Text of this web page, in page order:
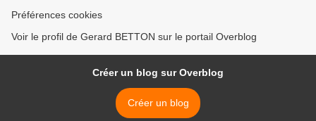
Préférences cookies
Voir le profil de Gerard BETTON sur le portail Overblog
Créer un blog sur Overblog
Créer un blog